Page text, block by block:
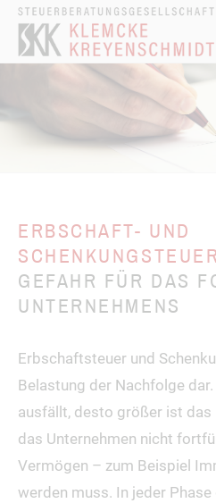
ERBSCHAFT- UND
SCHENKUNGSTEUER
GEFAHR FÜR DAS
UNTERNEHMENS
Erbschaftsteuer und
Belastung der Nachfolge
ausfällt, desto größer ist das
das Unternehmen nicht
Vermögen – zum Beispiel
werden muss. In jeder